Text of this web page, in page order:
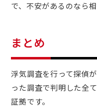
で、不安があるのなら
まとめ
浮気調査を行って探偵
った調査で判明した全
証拠です。